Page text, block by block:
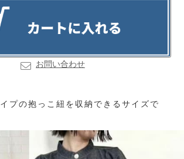
お問い合わせ
プの抱っこ紐を収納できるサイズで